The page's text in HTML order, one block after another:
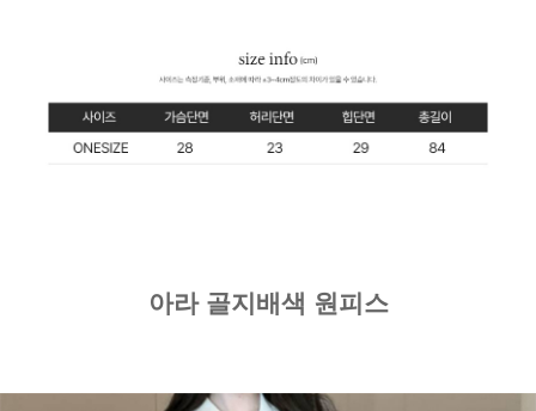
아라 골지배색 원피스